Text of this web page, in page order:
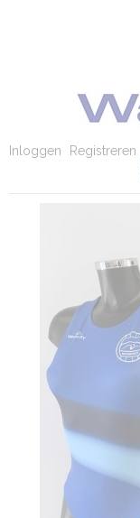
Inloggen Registreren